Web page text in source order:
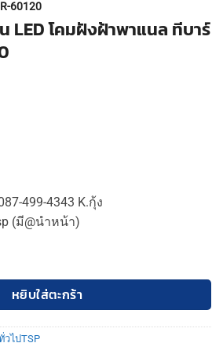
60120
LED โคมฝังฝ้าพาแนล ทีบาร์
499-4343 K.กุ้ง
(มี@นำหน้า)
LED โคมฝังฝ้าพาแนล ทีบาร์ 120W MR-
หยิบใส่ตะกร้า
ไปTSP